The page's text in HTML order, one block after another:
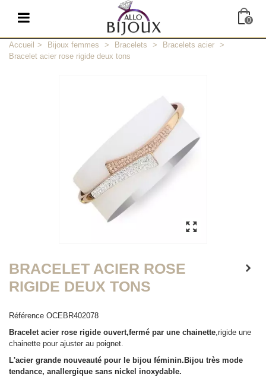
0
Accueil > Bijoux femmes > Bracelets > Bracelets acier >
Bracelet acier rose rigide deux tons
BRACELET ACIER ROSE
RIGIDE DEUX TONS
Référence OCEBR402078
Bracelet acier rose rigide ouvert,fermé par une chainette,rigide une
chainette pour ajuster au poignet.
L'acier grande nouveauté pour le bijou féminin.Bijou très mode
tendance, anallergique sans nickel inoxydable.